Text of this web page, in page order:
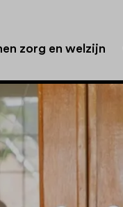
zorg en welzijn